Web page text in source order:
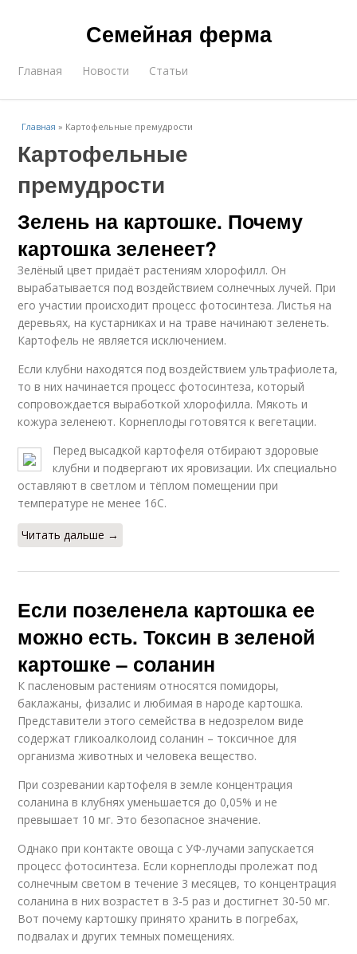
Семейная ферма
Главная Новости Статьи
Главная » Картофельные премудрости
Картофельные
премудрости
Зелень на картошке. Почему
картошка зеленеет?
Зелёный цвет придаёт растениям хлорофилл. Он
вырабатывается под воздействием солнечных лучей. При
его участии происходит процесс фотосинтеза. Листья на
деревьях, на кустарниках и на траве начинают зеленеть.
Картофель не является исключением.
Если клубни находятся под воздействием ультрафиолета,
то в них начинается процесс фотосинтеза, который
сопровождается выработкой хлорофилла. Мякоть и
кожура зеленеют. Корнеплоды готовятся к вегетации.
Перед высадкой картофеля отбирают здоровые
клубни и подвергают их яровизации. Их специально
оставляют в светлом и тёплом помещении при
температуре не менее 16С.
Читать дальше →
Если позеленела картошка ее
можно есть. Токсин в зеленой
картошке – соланин
К пасленовым растениям относятся помидоры,
баклажаны, физалис и любимая в народе картошка.
Представители этого семейства в недозрелом виде
содержат гликоалколоид соланин – токсичное для
организма животных и человека вещество.
При созревании картофеля в земле концентрация
соланина в клубнях уменьшается до 0,05% и не
превышает 10 мг. Это безопасное значение.
Однако при контакте овоща с УФ-лучами запускается
процесс фотосинтеза. Если корнеплоды пролежат под
солнечным светом в течение 3 месяцев, то концентрация
соланина в них возрастет в 3-5 раз и достигнет 30-50 мг.
Вот почему картошку принято хранить в погребах,
подвалах и других темных помещениях.